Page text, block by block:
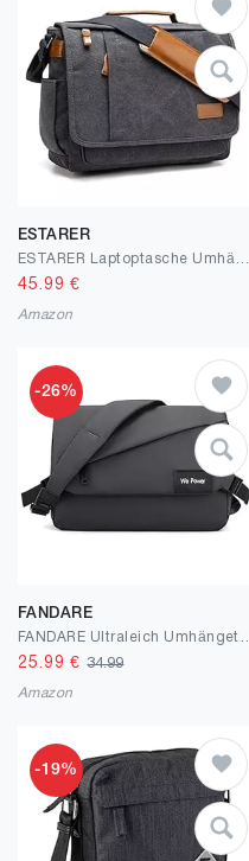
ESTARER
45.99 €
Amazon
-26%
FANDARE
25.99 €34.99
Amazon
-19%